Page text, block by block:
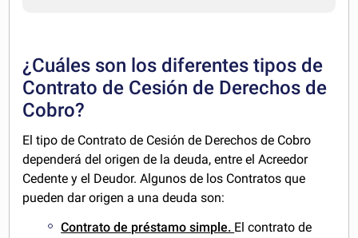
¿Cuáles son los diferentes tipos de
Contrato de Cesión de Derechos de
Cobro?
El tipo de Contrato de Cesión de Derechos de Cobro
dependerá del origen de la deuda, entre el Acreedor
Cedente y el Deudor. Algunos de los Contratos que
pueden dar origen a una deuda son:
Contrato de préstamo simple. El contrato de